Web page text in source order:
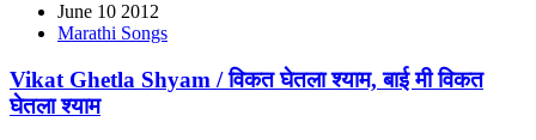
June 10 2012
Marathi Songs
Vikat Ghetla Shyam / विकत घेतला श्याम, बाई मी विकत
घेतला श्याम